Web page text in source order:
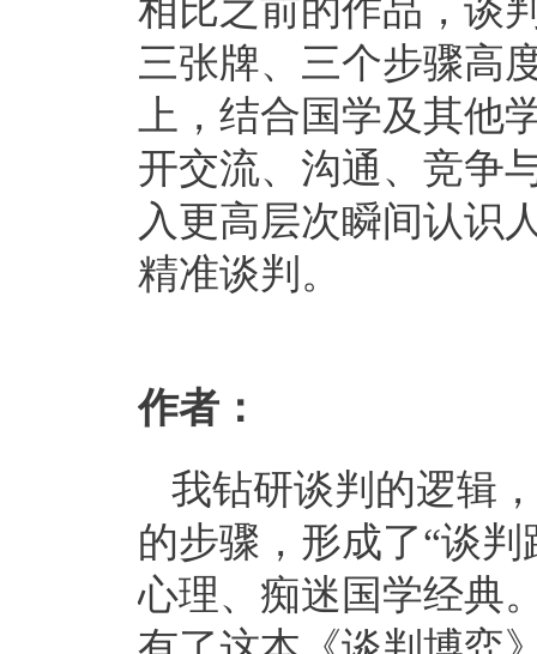
相比之前的作品，谈
三张牌、三个步骤高
上，结合国学及其他
开交流、沟通、竞争
入更高层次瞬间认识
精准谈判。
作者：
我钻研谈判的逻辑
的步骤，形成了“谈
心理、痴迷国学经典